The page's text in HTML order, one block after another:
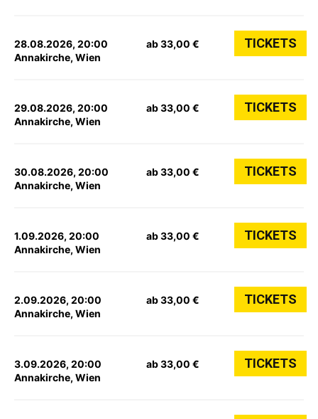
28.08.2026, 20:00
Annakirche, Wien
ab 33,00 € TICKETS
29.08.2026, 20:00
Annakirche, Wien
ab 33,00 € TICKETS
30.08.2026, 20:00
Annakirche, Wien
ab 33,00 € TICKETS
1.09.2026, 20:00
Annakirche, Wien
ab 33,00 € TICKETS
2.09.2026, 20:00
Annakirche, Wien
ab 33,00 € TICKETS
3.09.2026, 20:00
Annakirche, Wien
ab 33,00 € TICKETS